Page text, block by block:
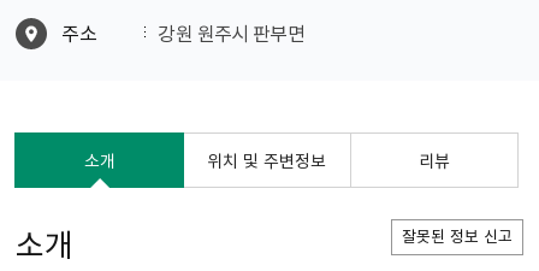
주소 강원 원주시 판부면
소개 위치 및 주변정보 리뷰
소개 잘못된 정보 신고